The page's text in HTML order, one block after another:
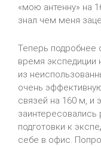
«мою антенну» на
знал чем меня
Теперь подробнее
время экспедиции
из
очень
связей на 160 м, и
заинтересовались
подготовки к
себе в офис.